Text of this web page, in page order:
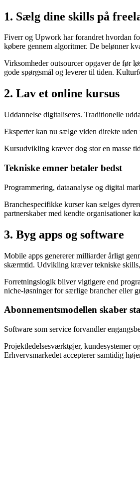
1. Sælg dine skills på
Fiverr og Upwork har forandret hvordan
købere gennem algoritmer. De belønner
Virksomheder outsourcer opgaver de før
gode spørgsmål og leverer til tiden.
2. Lav et online kursus
Uddannelse digitaliseres. Traditionelle
Eksperter kan nu sælge viden direkte
Kursudvikling kræver dog stor en masse
Tekniske emner betaler bedst
Programmering, dataanalyse og digital
Branchespecifikke kurser kan sælges
partnerskaber med kendte organisationer
3. Byg apps og software
Mobile apps genererer milliarder årligt
skærmtid. Udvikling kræver tekniske
Forretningslogik bliver vigtigere end
niche-løsninger for særlige brancher eller
Abonnementsmodellen skaber
Software som service forvandler
Projektledelsesværktøjer, kundesystemer
Erhvervsmarkedet accepterer samtidig